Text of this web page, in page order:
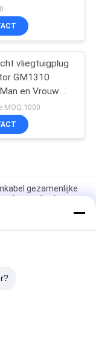
kleur en pinnen
vliegtuigplug
GM1310
en Vrouw
MOQ:1000
gezamenlijke
stopcontact
GM1311
GM1311